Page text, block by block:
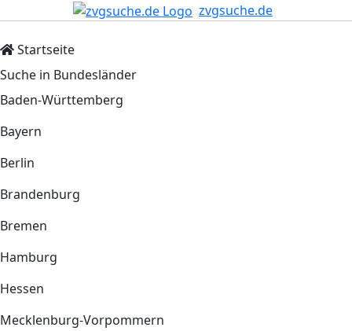
zvgsuche.de
Startseite
Suche in Bundesländer
Baden-Württemberg
Bayern
Berlin
Brandenburg
Bremen
Hamburg
Hessen
Mecklenburg-Vorpommern